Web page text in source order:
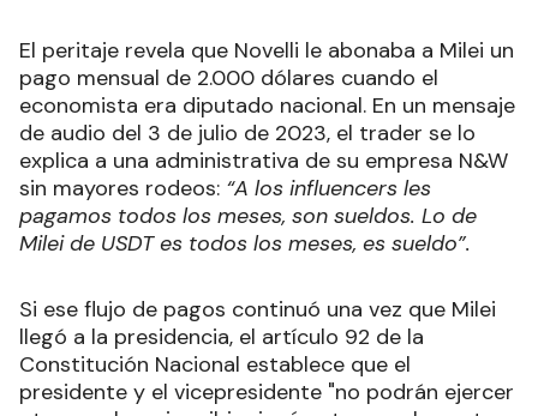
El peritaje revela que Novelli le abonaba a Milei un
pago mensual de 2.000 dólares cuando el
economista era diputado nacional. En un mensaje
de audio del 3 de julio de 2023, el trader se lo
explica a una administrativa de su empresa N&W
sin mayores rodeos: “A los influencers les
pagamos todos los meses, son sueldos. Lo de
Milei de USDT es todos los meses, es sueldo”.
Si ese flujo de pagos continuó una vez que Milei
llegó a la presidencia, el artículo 92 de la
Constitución Nacional establece que el
presidente y el vicepresidente "no podrán ejercer